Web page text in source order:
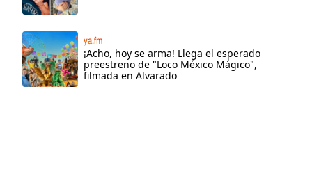
ya.fm
¡Acho, hoy se arma! Llega el esperado
preestreno de "Loco México Mágico",
filmada en Alvarado